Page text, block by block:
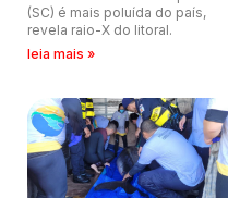
(SC) é mais poluída do país,
revela raio-X do litoral.
leia mais »